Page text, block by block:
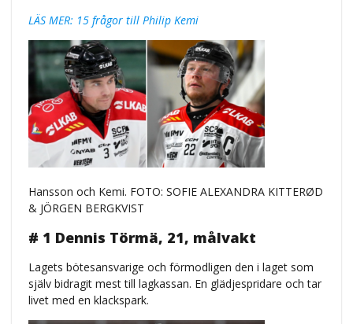
LÄS MER: 15 frågor till Philip Kemi
Hansson och Kemi. FOTO: SOFIE ALEXANDRA KITTERØD
& JÖRGEN BERGKVIST
# 1 Dennis Törmä, 21, målvakt
Lagets bötesansvarige och förmodligen den i laget som
själv bidragit mest till lagkassan. En glädjespridare och tar
livet med en klackspark.